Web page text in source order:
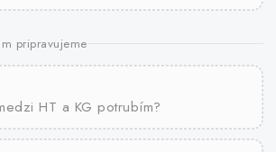
pripravujeme
HT a KG potrubím?